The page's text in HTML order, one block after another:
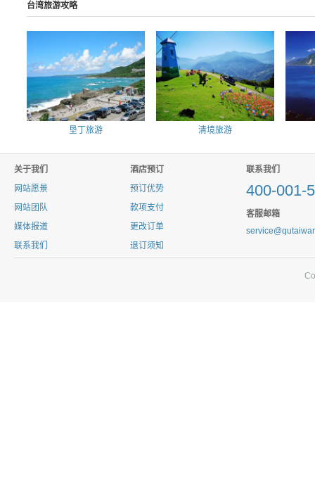
台湾旅游攻略
垦丁旅游 清境旅游
关于我们
网站愿景
网站团队
媒体报道
联系我们
酒店预订
预订优势
款项支付
更改订单
退订须知
联系我们
400-001-
客服邮箱